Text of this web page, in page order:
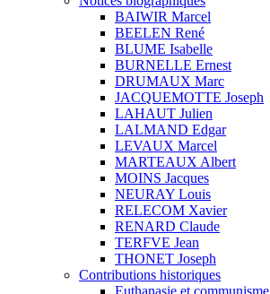
BAIWIR Marcel
BEELEN René
BLUME Isabelle
BURNELLE Ernest
DRUMAUX Marc
JACQUEMOTTE Joseph
LAHAUT Julien
LALMAND Edgar
LEVAUX Marcel
MARTEAUX Albert
MOINS Jacques
NEURAY Louis
RELECOM Xavier
RENARD Claude
TERFVE Jean
THONET Joseph
Contributions historiques
Euthanasie et communisme